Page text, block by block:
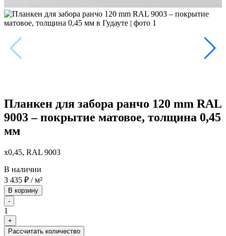
Планкен для забора ранчо 120 mm RAL
9003 – покрытие матовое, толщина 0,45
мм
x0,45, RAL 9003
В наличии
3 435 ₽ / м²
В корзину
-
1
+
Рассчитать количество